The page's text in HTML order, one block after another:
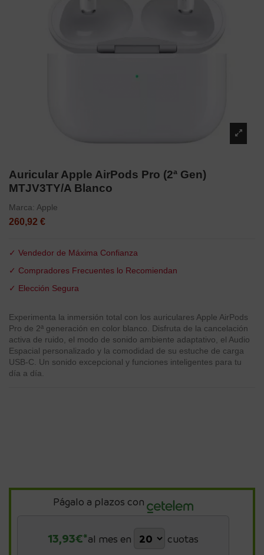
Auricular Apple AirPods Pro (2ª Gen)
MTJV3TY/A Blanco
Marca: Apple
260,92 €
✓ Vendedor de Máxima Confianza
✓ Compradores Frecuentes lo Recomiendan
✓ Elección Segura
Experimenta la inmersión total con los auriculares Apple AirPods
Pro de 2ª generación en color blanco. Disfruta de la cancelación
activa de ruido, el modo de sonido ambiente adaptativo, el Audio
Espacial personalizado y la comodidad de su estuche de carga
USB-C. Un sonido excepcional y funciones inteligentes para tu
día a día.
Págalo a plazos con
13,93€*al mes en cuotas